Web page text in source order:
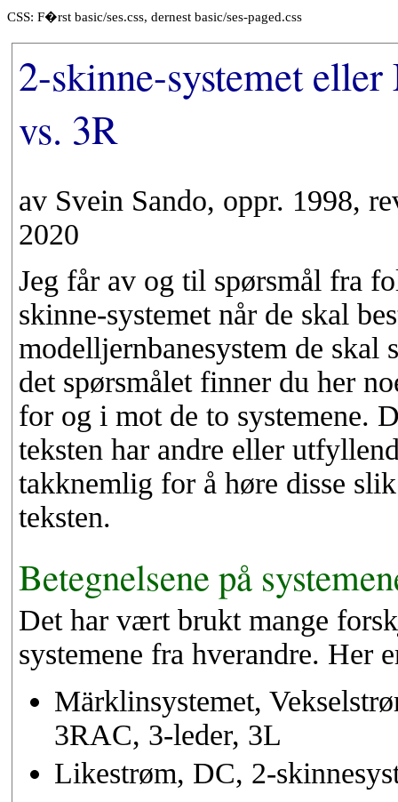
CSS: F�rst basic/ses.css, dernest basic/ses-paged.css
2-skinne-systemet
vs. 3R
av Svein Sando, oppr. 1998,
2020
Jeg får av og til spørsmål fra
skinne-systemet når de skal
modelljernbanesystem de skal
det spørsmålet finner du her
for og i mot de to systemene.
teksten har andre eller
takknemlig for å høre disse
teksten.
Betegnelsene på
Det har vært brukt mange
systemene fra hverandre. Her
Märklinsystemet,
3RAC, 3-leder, 3L
Likestrøm, DC, 2-